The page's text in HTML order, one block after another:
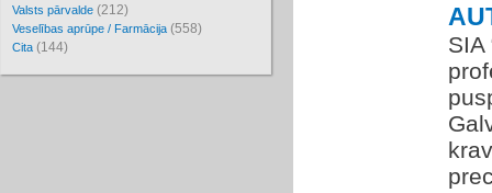
Valsts pārvalde (212)
Veselības aprūpe / Farmācija (558)
Cita (144)
SIA